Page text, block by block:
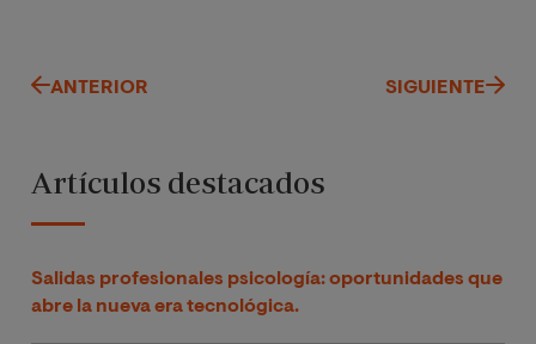
ANTERIOR SIGUIENTE
Artículos destacados
Salidas profesionales psicología: oportunidades que
abre la nueva era tecnológica.